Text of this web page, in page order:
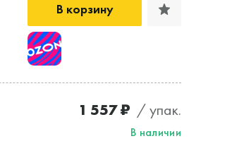
В корзину
1 557 ₽ / упак.
В наличии